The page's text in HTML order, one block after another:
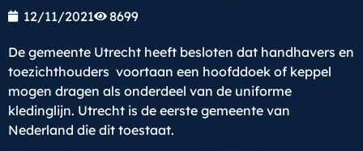
12/11/2021 8699
De gemeente Utrecht heeft besloten dat handhavers en
toezichthouders voortaan een hoofddoek of keppel
mogen dragen als onderdeel van de uniforme
kledinglijn. Utrecht is de eerste gemeente van
Nederland die dit toestaat.